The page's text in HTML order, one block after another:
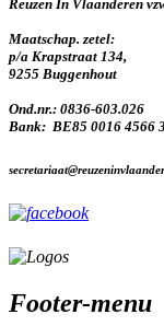
Reuzen In Vlaanderen
Maatschap. zetel:
p/a Krapstraat 134,
9255 Buggenhout
Ond.nr.: 0836-603.026
Bank: BE85 0016 4566
Footer-menu